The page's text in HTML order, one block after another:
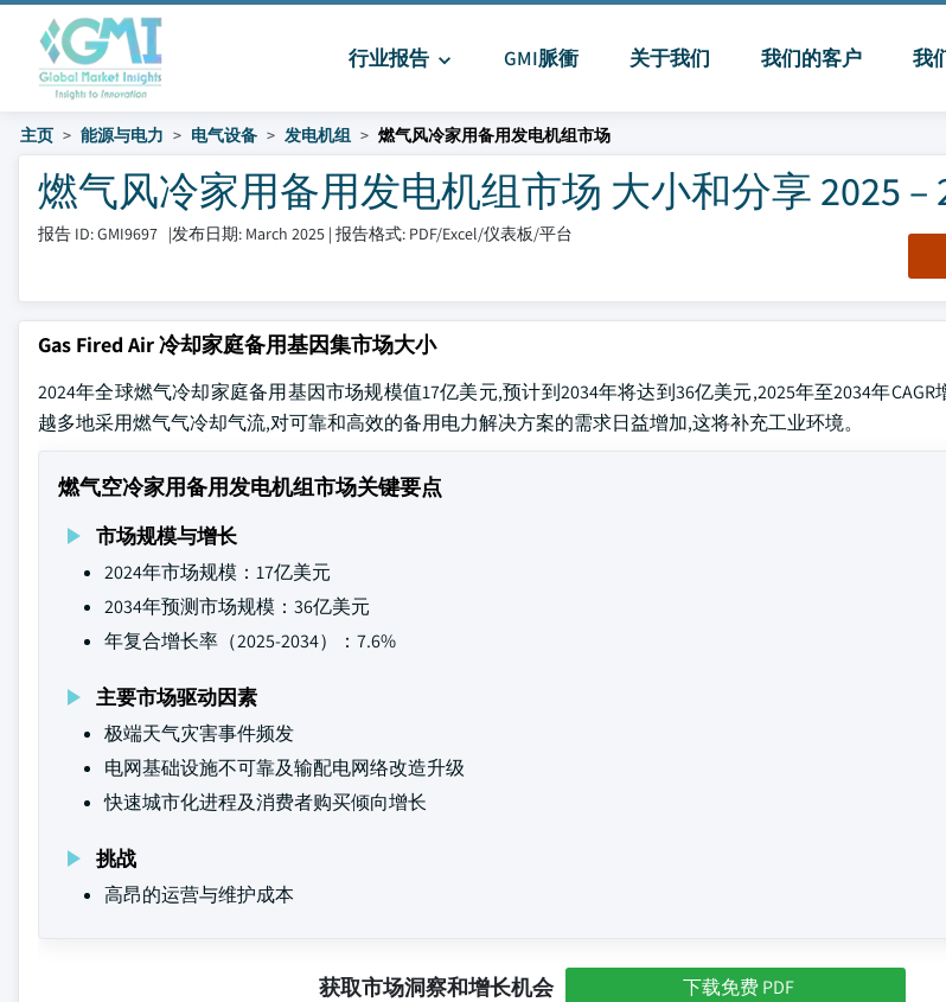
行业报告 GMI脈衝 关于我们 我们的客户 我
主页 能源与电力 电气设备 发电机组 燃气风冷家用备用发电机组市场
燃气风冷家用备用发电机组市场 大小和分享 2025 –
报告 ID: GMI9697 |发布日期: March 2025 | 报告格式: PDF/Excel/仪表板/平台
Gas Fired Air 冷却家庭备用基因集市场大小
2024年全球燃气冷却家庭备用基因市场规模值17亿美元,预计到2034年将达到36亿美元,2025年至2034年
越多地采用燃气气冷却气流,对可靠和高效的备用电力解决方案的需求日益增加,这将补充工业环境。
燃气空冷家用备用发电机组市场关键要点
市场规模与增长
2024年市场规模：17亿美元
2034年预测市场规模：36亿美元
年复合增长率（2025-2034）：7.6%
主要市场驱动因素
极端天气灾害事件频发
电网基础设施不可靠及输配电网络改造升级
快速城市化进程及消费者购买倾向增长
挑战
高昂的运营与维护成本
获取市场洞察和增长机会 下载免费 PDF